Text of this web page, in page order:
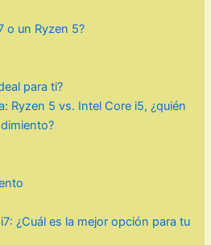
o un Ryzen 5?
para ti?
Ryzen 5 vs. Intel Core i5, ¿quién
¿Cuál es la mejor opción para tu